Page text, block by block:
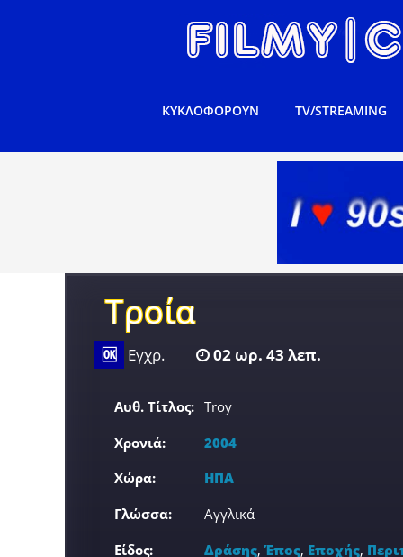
ΚΥΚΛΟΦΟΡΟΥΝ TV/STREAMING
Τροία
🆗 Εγχρ. 02 ωρ. 43 λεπ.
Αυθ. Τίτλος: Troy
Χρονιά:
2004
Χώρα:
ΗΠΑ
Γλώσσα:
Αγγλικά
Είδος:
Δράσης,Έπος, Εποχής,